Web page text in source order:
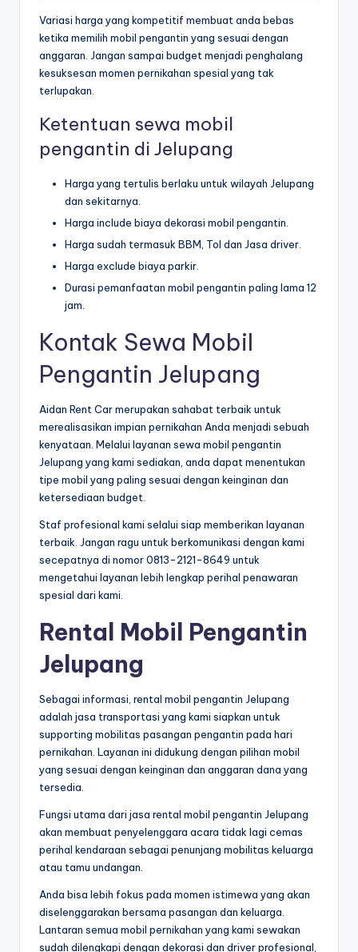
Variasi harga yang kompetitif membuat anda bebas
ketika memilih mobil pengantin yang sesuai dengan
anggaran. Jangan sampai budget menjadi penghalang
kesuksesan momen pernikahan spesial yang tak
terlupakan.
Ketentuan sewa mobil
pengantin di Jelupang
Harga yang tertulis berlaku untuk wilayah Jelupang
dan sekitarnya.
Harga include biaya dekorasi mobil pengantin.
Harga sudah termasuk BBM, Tol dan Jasa driver.
Harga exclude biaya parkir.
Durasi pemanfaatan mobil pengantin paling lama 12
jam.
Kontak Sewa Mobil
Pengantin Jelupang
Aidan Rent Car merupakan sahabat terbaik untuk
merealisasikan impian pernikahan Anda menjadi sebuah
kenyataan. Melalui layanan sewa mobil pengantin
Jelupang yang kami sediakan, anda dapat menentukan
tipe mobil yang paling sesuai dengan keinginan dan
ketersediaan budget.
Staf profesional kami selalui siap memberikan layanan
terbaik. Jangan ragu untuk berkomunikasi dengan kami
secepatnya di nomor 0813-2121-8649 untuk
mengetahui layanan lebih lengkap perihal penawaran
spesial dari kami.
Rental Mobil Pengantin
Jelupang
Sebagai informasi, rental mobil pengantin Jelupang
adalah jasa transportasi yang kami siapkan untuk
supporting mobilitas pasangan pengantin pada hari
pernikahan. Layanan ini didukung dengan pilihan mobil
yang sesuai dengan keinginan dan anggaran dana yang
tersedia.
Fungsi utama dari jasa rental mobil pengantin Jelupang
akan membuat penyelenggara acara tidak lagi cemas
perihal kendaraan sebagai penunjang mobilitas keluarga
atau tamu undangan.
Anda bisa lebih fokus pada momen istimewa yang akan
diselenggarakan bersama pasangan dan keluarga.
Lantaran semua mobil pernikahan yang kami sewakan
sudah dilengkapi dengan dekorasi dan driver profesional,